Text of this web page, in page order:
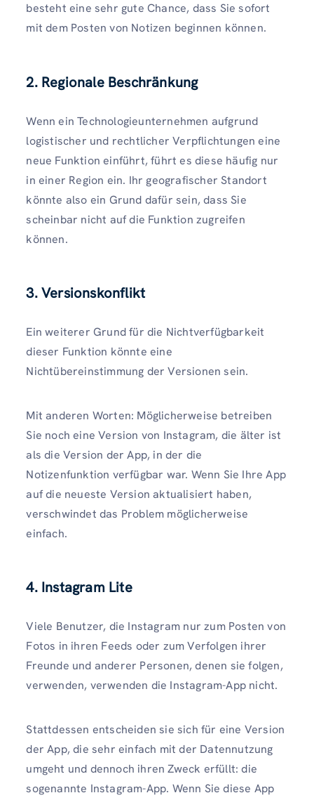
besteht eine sehr gute Chance, dass Sie sofort
mit dem Posten von Notizen beginnen können.
2. Regionale Beschränkung
Wenn ein Technologieunternehmen aufgrund
logistischer und rechtlicher Verpflichtungen eine
neue Funktion einführt, führt es diese häufig nur
in einer Region ein. Ihr geografischer Standort
könnte also ein Grund dafür sein, dass Sie
scheinbar nicht auf die Funktion zugreifen
können.
3. Versionskonflikt
Ein weiterer Grund für die Nichtverfügbarkeit
dieser Funktion könnte eine
Nichtübereinstimmung der Versionen sein.
Mit anderen Worten: Möglicherweise betreiben
Sie noch eine Version von Instagram, die älter ist
als die Version der App, in der die
Notizenfunktion verfügbar war. Wenn Sie Ihre App
auf die neueste Version aktualisiert haben,
verschwindet das Problem möglicherweise
einfach.
4. Instagram Lite
Viele Benutzer, die Instagram nur zum Posten von
Fotos in ihren Feeds oder zum Verfolgen ihrer
Freunde und anderer Personen, denen sie folgen,
verwenden, verwenden die Instagram-App nicht.
Stattdessen entscheiden sie sich für eine Version
der App, die sehr einfach mit der Datennutzung
umgeht und dennoch ihren Zweck erfüllt: die
sogenannte Instagram-App. Wenn Sie diese App